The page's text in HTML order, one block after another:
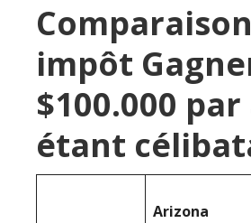
impôt
$100.000
étant
Arizona